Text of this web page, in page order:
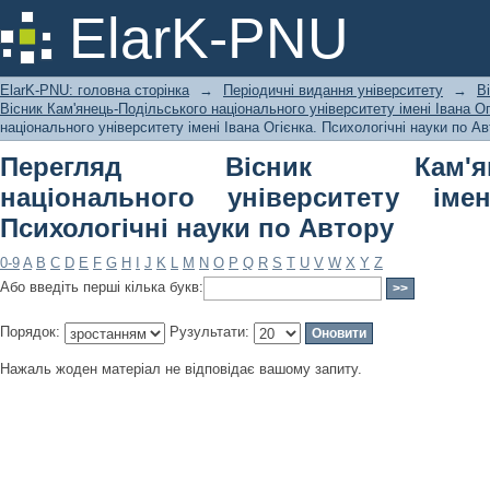
ElarK-PNU
Перегляд Вісник Кам'янець-
Івана Огієнка. Психологічні науки
ElarK-PNU: головна сторінка → Періодичні видання університету →
Вісник Кам'янець-Подільського національного університету імені Івана
національного університету імені Івана Огієнка. Психологічні науки по
Перегляд Вісник
національного університету
Психологічні науки по Автору
0-9 A B C D E F G H J K L M N O P Q R S T U V W X Y Z
Або введіть перші кілька букв:
Порядок: Рузультати:
Нажаль жоден матеріал не відповідає вашому запиту.